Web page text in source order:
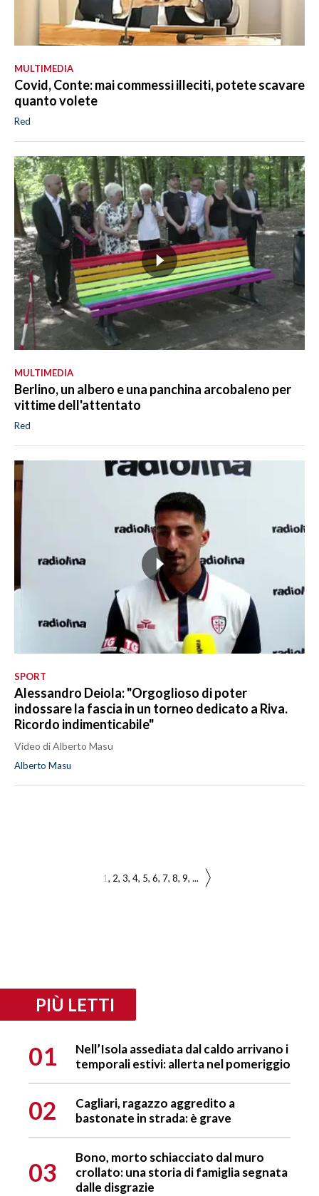
MULTIMEDIA
Covid, Conte: mai commessi illeciti, potete scavare
quanto volete
Red
MULTIMEDIA
Berlino, un albero e una panchina arcobaleno per
vittime dell'attentato
Red
SPORT
Alessandro Deiola: "Orgoglioso di poter
indossare la fascia in un torneo dedicato a Riva.
Ricordo indimenticabile"
Video di Alberto Masu
Alberto Masu
1 2 3 4 5 6 7 8 9 ...
PIÙ LETTI
01
Nell’Isola assediata dal caldo arrivano i
temporali estivi: allerta nel pomeriggio
02
Cagliari, ragazzo aggredito a
bastonate in strada: è grave
03
Bono, morto schiacciato dal muro
crollato: una storia di famiglia segnata
dalle disgrazie